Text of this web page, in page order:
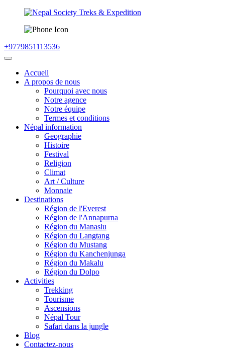
+9779851113536
Accueil
A propos de nous
Pourquoi avec nous
Notre agence
Notre équipe
Termes et conditions
Népal information
Geographie
Histoire
Festival
Religion
Climat
Art / Culture
Monnaie
Destinations
Région de l'Everest
Région de l'Annapurna
Région du Manaslu
Région du Langtang
Région du Mustang
Région du Kanchenjunga
Région du Makalu
Région du Dolpo
Activities
Trekking
Tourisme
Ascensions
Népal Tour
Safari dans la jungle
Blog
Contactez-nous